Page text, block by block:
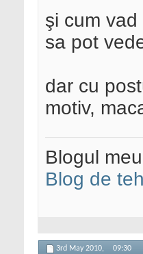
şi cum
sa pot
dar cu
motiv,
Blogul meu
Blog de
3rd May 2010, 09:30